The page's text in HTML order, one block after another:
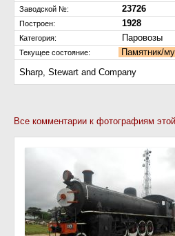
Заводской №: 23726
Построен: 1928
Категория: Паровозы
Текущее состояние:
Памятник/
Sharp, Stewart and Company
Все комментарии к фотографиям